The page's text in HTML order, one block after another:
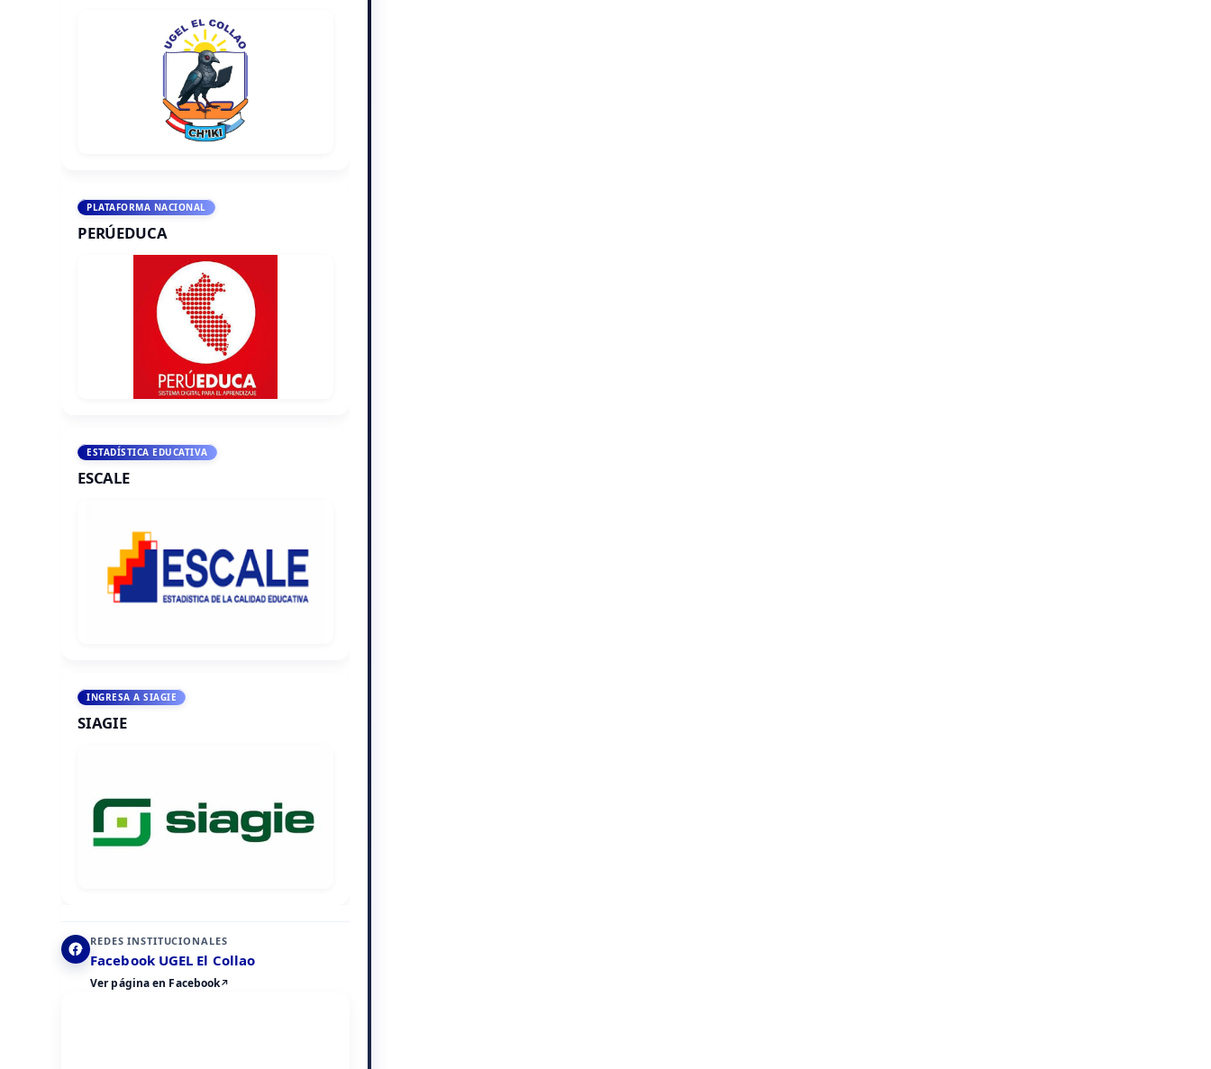
PLATAFORMA NACIONAL
PERÚEDUCA
ESTADÍSTICA EDUCATIVA
ESCALE
INGRESA A SIAGIE
SIAGIE
REDES INSTITUCIONALES
Facebook UGEL El Collao
Ver página en Facebook